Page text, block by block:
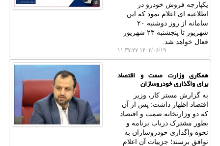
یکپارچه فروش خودرو در
اطلاعیه ای اعلام نمود که این
سامانه از روز دوشنبه ۲۰
شهریور تا پنجشنبه ۲۳ شهریور
فعال خواهد شد.
۱۴۰۲/۰۶/۱۹ ۱۱:۳۷:۲۷
همکاری وزارت صمت و اقتصاد
برای واگذاری خودروسازان
به گزارش مستر کار، وزیر
اقتصاد اظهار داشت: پس از آن
که دو وزارتخانه صمت و اقتصاد
بطور مشترک درباب برنامه و
نحوه واگذاری خودروسازان به
توافق برسند؛ جزییات آن اعلام